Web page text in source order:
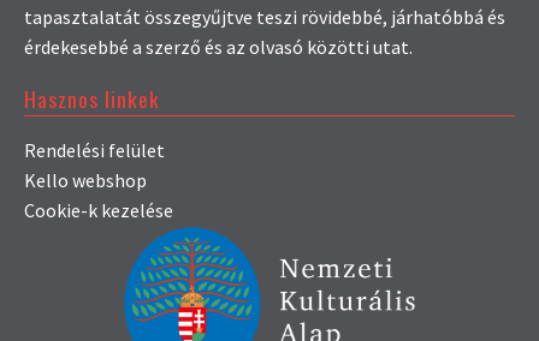
tapasztalatát összegyűjtve teszi rövidebbé, járhatóbbá és
érdekesebbé a szerző és az olvasó közötti utat.
Hasznos linkek
Rendelési felület
Kello webshop
Cookie-k kezelése